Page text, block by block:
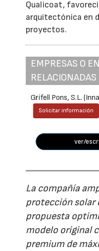
Qualicoat,
arquitectónica en
proyectos.
EMPRESAS O
RELACIONADAS
Grifell Pons, S.L.
Solicitar información
ver/
La compañía
protección solar
propuesta
modelo original
premium de